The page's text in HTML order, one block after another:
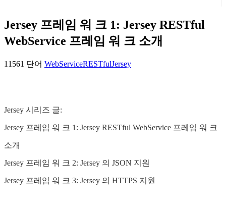
Jersey 프레임 워 크 1: Jersey RESTful
WebService 프레임 워 크 소개
11561 단어 WebServiceRESTfulJersey
Jersey 시리즈 글:
Jersey 프레임 워 크 1: Jersey RESTful WebService 프레임 워 크
소개
Jersey 프레임 워 크 2: Jersey 의 JSON 지원
Jersey 프레임 워 크 3: Jersey 의 HTTPS 지원